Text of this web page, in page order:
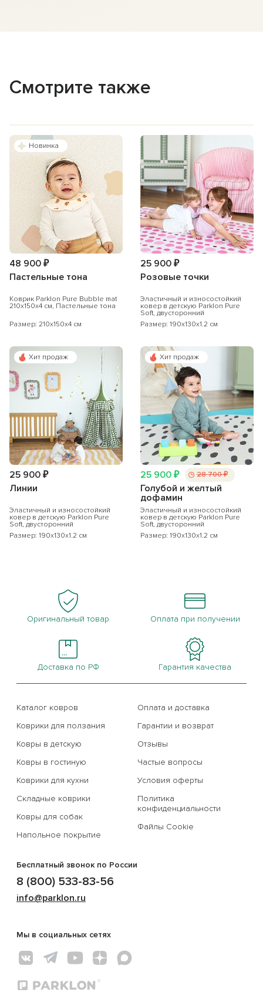
Смотрите также
Новинка
48 900 ₽
Пастельные тона
Коврик Parklon Pure Bubble mat
210х150х4 см, Пастельные тона
Размер: 210x150x4 см
25 900 ₽
Розовые точки
Эластичный и износостойкий
ковер в детскую Parklon Pure
Soft, двусторонний
Размер: 190x130x1.2 см
Хит продаж
25 900 ₽
Линии
Эластичный и износостойкий
ковер в детскую Parklon Pure
Soft, двусторонний
Размер: 190x130x1.2 см
Хит продаж
25 900 ₽ 28 700 ₽
Голубой и желтый
дофамин
Эластичный и износостойкий
ковер в детскую Parklon Pure
Soft, двусторонний
Размер: 190x130x1.2 см
Оригинальный товар Оплата при получении
Доставка по РФ Гарантия качества
Каталог ковров
Коврики для ползания
Ковры в детскую
Ковры в гостиную
Коврики для кухни
Складные коврики
Ковры для собак
Напольное покрытие
Оплата и доставка
Гарантии и возврат
Отзывы
Частые вопросы
Условия оферты
Политика
конфиденциальности
Файлы Cookie
Бесплатный звонок по России
8 (800) 533-83-56
info@parklon.ru
Мы в социальных сетях